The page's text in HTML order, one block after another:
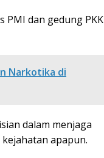
PMI dan gedung PKK
Narkotika di
dalam menjaga
apapun.